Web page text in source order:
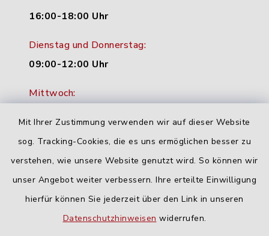
Mit Ihrer Zustimmung verwenden wir auf dieser Website
sog. Tracking-Cookies, die es uns ermöglichen besser zu
verstehen, wie unsere Website genutzt wird. So können wir
unser Angebot weiter verbessern. Ihre erteilte Einwilligung
hierfür können Sie jederzeit über den Link in unseren
Datenschutzhinweisen widerrufen.
16:00-18:00 Uhr
Dienstag und Donnerstag:
09:00-12:00 Uhr
Mittwoch:
Freitag:
geschlossen
Quicklinks